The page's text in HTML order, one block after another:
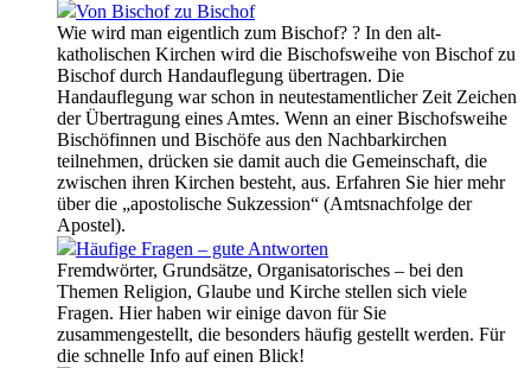
Von Bischof zu Bischof
Wie wird man eigentlich zum Bischof? ? In den alt-
katholischen Kirchen wird die Bischofsweihe von Bischof zu
Bischof durch Handauflegung übertragen. Die
Handauflegung war schon in neutestamentlicher Zeit Zeichen
der Übertragung eines Amtes. Wenn an einer Bischofsweihe
Bischöfinnen und Bischöfe aus den Nachbarkirchen
teilnehmen, drücken sie damit auch die Gemeinschaft, die
zwischen ihren Kirchen besteht, aus. Erfahren Sie hier mehr
über die „apostolische Sukzession“ (Amtsnachfolge der
Apostel).
Häufige Fragen – gute Antworten
Fremdwörter, Grundsätze, Organisatorisches – bei den
Themen Religion, Glaube und Kirche stellen sich viele
Fragen. Hier haben wir einige davon für Sie
zusammengestellt, die besonders häufig gestellt werden. Für
die schnelle Info auf einen Blick!